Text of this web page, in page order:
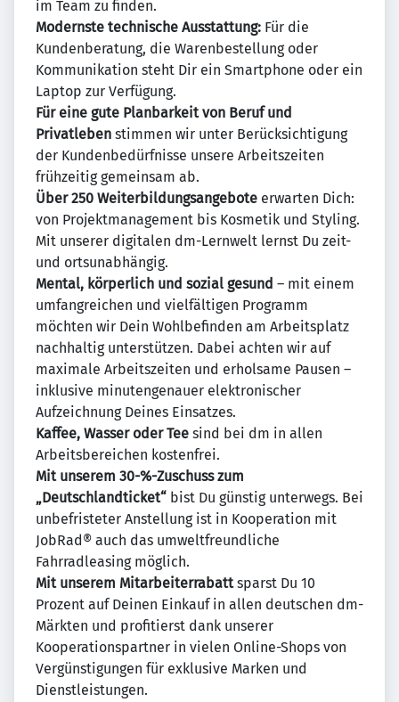
im Team zu finden.
Modernste technische Ausstattung: Für die
Kundenberatung, die Warenbestellung oder
Kommunikation steht Dir ein Smartphone oder ein
Laptop zur Verfügung.
Für eine gute Planbarkeit von Beruf und
Privatleben stimmen wir unter Berücksichtigung
der Kundenbedürfnisse unsere Arbeitszeiten
frühzeitig gemeinsam ab.
Über 250 Weiterbildungsangebote erwarten Dich:
von Projektmanagement bis Kosmetik und Styling.
Mit unserer digitalen dm-Lernwelt lernst Du zeit-
und ortsunabhängig.
Mental, körperlich und sozial gesund – mit einem
umfangreichen und vielfältigen Programm
möchten wir Dein Wohlbefinden am Arbeitsplatz
nachhaltig unterstützen. Dabei achten wir auf
maximale Arbeitszeiten und erholsame Pausen –
inklusive minutengenauer elektronischer
Aufzeichnung Deines Einsatzes.
Kaffee, Wasser oder Tee sind bei dm in allen
Arbeitsbereichen kostenfrei.
Mit unserem 30-%-Zuschuss zum
„Deutschlandticket“ bist Du günstig unterwegs. Bei
unbefristeter Anstellung ist in Kooperation mit
JobRad® auch das umweltfreundliche
Fahrradleasing möglich.
Mit unserem Mitarbeiterrabattsparst Du 10
Prozent auf Deinen Einkauf in allen deutschen dm-
Märkten und profitierst dank unserer
Kooperationspartner in vielen Online-Shops von
Vergünstigungen für exklusive Marken und
Dienstleistungen.